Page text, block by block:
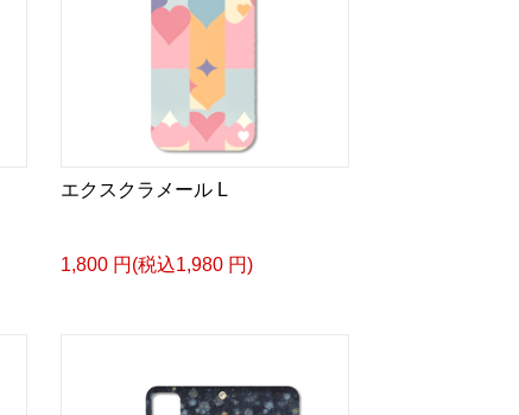
エクスクラメール L
1,800 円(税込1,980 円)